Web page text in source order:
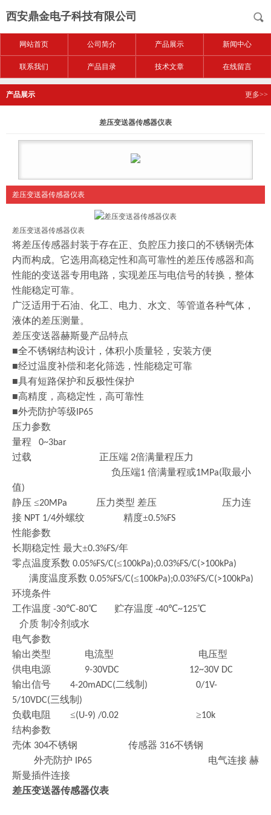
西安鼎金电子科技有限公司
网站首页 公司简介 产品展示 新闻中心
联系我们 产品目录 技术文章 在线留言
产品展示 更多>>
差压变送器传感器仪表
差压变送器传感器仪表
差压变送器传感器仪表
将差压传感器封装于存在正、负腔压力接口的不锈钢壳体
内而构成。它选用高稳定性和高可靠性的差压传感器和高
性能的变送器专用电路，实现差压与电信号的转换，整体
性能稳定可靠。
广泛适用于石油、化工、电力、水文、等管道各种气体，
液体的差压测量。
差压变送器赫斯曼产品特点
■全不锈钢结构设计，体积小质量轻，安装方便
■经过温度补偿和老化筛选，性能稳定可靠
■具有短路保护和反极性保护
■高精度，高稳定性，高可靠性
■外壳防护等级 IP65
压力参数
量程
0~3bar
过载 正压端 2倍满量程压力
负压端1 倍满量程或1MPa(取最小
值)
静压 ≤20MPa 压力类型 差压 压力连
接 NPT 1/4外螺纹 精度±0.5%FS
性能参数
长期稳定性 最大±0.3%FS/年
零点温度系数 0.05%FS/C(≤100kPa);0.03%FS/C(>100kPa)
满度温度系数 0.05%FS/C(≤100kPa);0.03%FS/C(>100kPa)
环境条件
工作温度 -30℃-80℃ 贮存温度 -40℃~125℃
介质 制冷剂或水
电气参数
输出类型
电流型
电压型
供电电源
9-30VDC 12~30V DC
输出信号 4-20mADC(二线制 ) 0/1V-
5/10VDC(三线制 )
负载电阻 ≤(U-9) /0.02 ≥10k
结构参数
壳体 304不锈钢 传感器 316不锈钢
外壳防护
IP65 电气连接 赫
斯曼插件连接
差压变送器传感器仪表